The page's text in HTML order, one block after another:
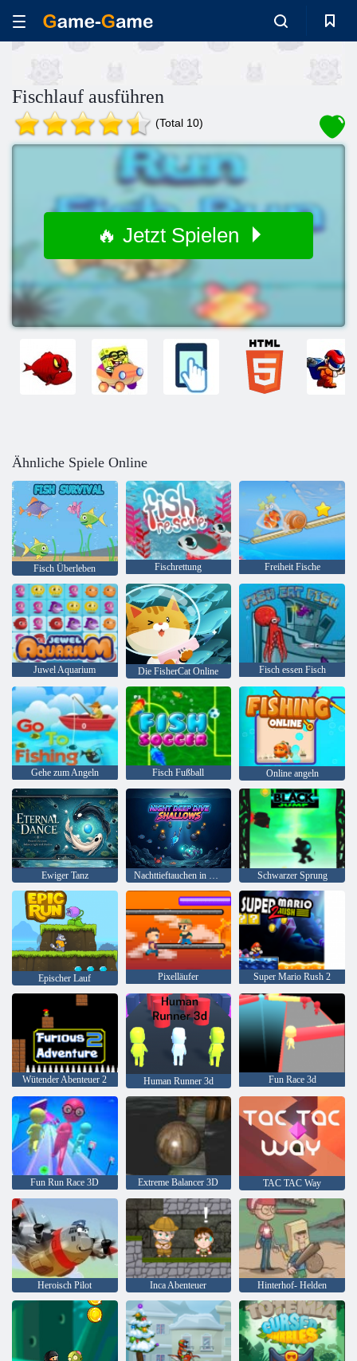
Fischlauf ausführen
(Total 10)
🔥 Jetzt Spielen
Ähnliche Spiele Online
Fisch Überleben Fischrettung Freiheit Fische
Juwel Aquarium Die FisherCat Online Fisch essen Fisch
Gehe zum Angeln Fisch Fußball Online angeln
Ewiger Tanz Nachttieftauchen in Untiefen Schwarzer Sprung
Epischer Lauf Pixelläufer Super Mario Rush 2
Wütender Abenteuer 2 Human Runner 3d Fun Race 3d
Fun Run Race 3D Extreme Balancer 3D TAC TAC Way
Heroisch Pilot Inca Abenteuer Hinterhof- Helden